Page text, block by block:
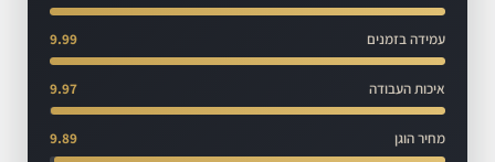
עמידה בזמנים 9.99
איכות העבודה 9.97
מחיר הוגן 9.89